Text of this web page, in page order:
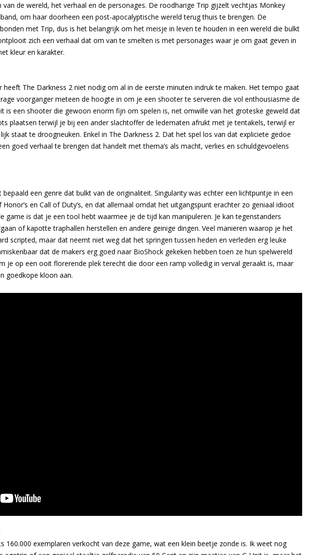
de wereld, het verhaal en de personages. De roodharige Trip gijzelt vechtjas Monkey
om haar doorheen een post-apocalyptische wereld terug thuis te brengen. De
met Trip, dus is het belangrijk om het meisje in leven te houden in een wereld die bulkt
zich een verhaal dat om van te smelten is met personages waar je om gaat geven in
kleur en karakter.
heeft The Darkness 2 niet nodig om al in de eerste minuten indruk te maken. Het tempo gaat
voorganger meteen de hoogte in om je een shooter te serveren die vol enthousiasme de
is een shooter die gewoon enorm fijn om spelen is, net omwille van het groteske geweld dat
plaatsen terwijl je bij een ander slachtoffer de ledematen afrukt met je tentakels, terwijl er
staat te droogneuken. Enkel in The Darkness 2. Dat het spel los van dat expliciete gedoe
goed verhaal te brengen dat handelt met thema’s als macht, verlies en schuldgevoelens
een genre dat bulkt van de originaliteit. Singularity was echter een lichtpuntje in een
en Call of Duty’s, en dat allemaal omdat het uitgangspunt erachter zo geniaal idioot
game is dat je een tool hebt waarmee je de tijd kan manipuleren. Je kan tegenstanders
of kapotte traphallen herstellen en andere geinige dingen. Veel manieren waarop je het
scripted, maar dat neemt niet weg dat het springen tussen heden en verleden erg leuke
dat de makers erg goed naar BioShock gekeken hebben toen ze hun spelwereld
je op een ooit florerende plek terecht die door een ramp volledig in verval geraakt is, maar
goedkope kloon aan.
160.000 exemplaren verkocht van deze game, wat een klein beetje zonde is. Ik weet nog